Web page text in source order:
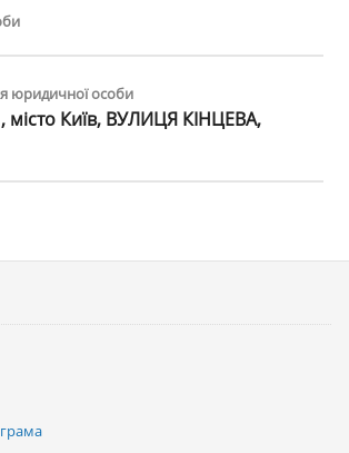
юридичної особи
місто Київ, ВУЛИЦЯ КІНЦЕВА,